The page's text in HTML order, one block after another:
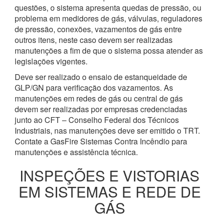
questões, o sistema apresenta quedas de pressão, ou
problema em medidores de gás, válvulas, reguladores
de pressão, conexões, vazamentos de gás entre
outros itens, neste caso devem ser realizadas
manutenções a fim de que o sistema possa atender as
legislações vigentes.
Deve ser realizado o ensaio de estanqueidade de
GLP/GN para verificação dos vazamentos. As
manutenções em redes de gás ou central de gás
devem ser realizadas por empresas credenciadas
junto ao CFT – Conselho Federal dos Técnicos
Industriais, nas manutenções deve ser emitido o TRT.
Contate a GasFire Sistemas Contra Incêndio para
manutenções e assistência técnica.
INSPEÇÕES E VISTORIAS
EM SISTEMAS E REDE DE
GÁS